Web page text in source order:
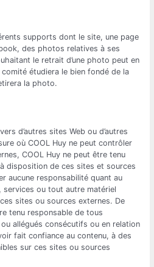
supports dont le site, une page
des photos relatives à ses
le retrait d’une photo peut en
étudiera le bien fondé de la
la photo.
d’autres sites Web ou d’autres
où COOL Huy ne peut contrôler
COOL Huy ne peut être tenu
disposition de ces sites et sources
aucune responsabilité quant au
ou tout autre matériel
sites ou sources externes. De
tenu responsable de tous
allégués consécutifs ou en relation
fait confiance au contenu, à des
sur ces sites ou sources